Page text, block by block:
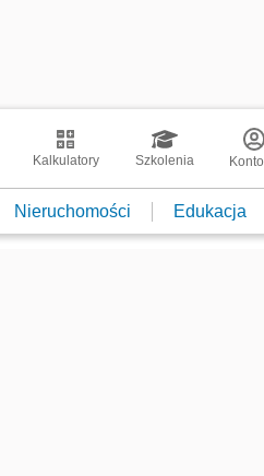
Kalkulatory Szkolenia Konto
Nieruchomości Edukacja